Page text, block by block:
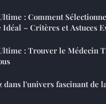
: Comment
– Critères et Astuces
: Trouver le Médecin
dans l'univers fascinant de